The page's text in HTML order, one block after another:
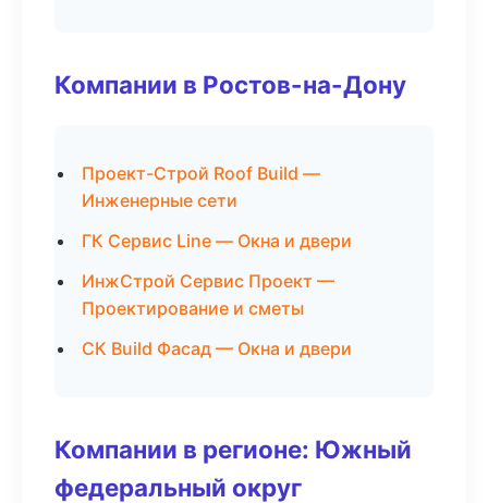
Компании в Ростов-на-Дону
Проект-Строй Roof Build —
Инженерные сети
ГК Сервис Line — Окна и двери
ИнжСтрой Сервис Проект —
Проектирование и сметы
СК Build Фасад — Окна и двери
Компании в регионе: Южный
федеральный округ